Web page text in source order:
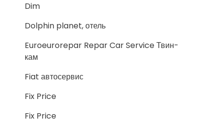
Dim
Dolphin planet, отель
Euroeurorepar Repar Car Service Твин-
кам
Fiat автосервис
Fix Price
Fix Price